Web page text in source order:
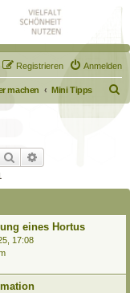
Anmelden
Registrieren
machen Mini Tipps
u
Suche
eines Hortus
17:08